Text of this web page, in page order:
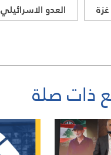
العدو الاسرائيلي
ذات صلة